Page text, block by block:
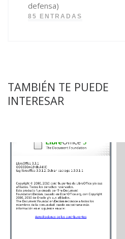
defensa)
85 ENTRADAS
TAMBIÉN TE PUEDE
INTERESAR